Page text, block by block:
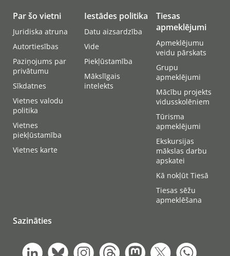
Par šo vietni
Juridiska atruna
Autortiesības
Paziņojums par
privātumu
Sīkdatnes
Vietnes valodu
politika
Vietnes
piekļūstamība
Vietnes karte
Iestādes politika
Datu aizsardzība
Vide
Piekļūstamība
Mākslīgais
intelekts
Tiesas
apmeklējumi
Apmeklējumu
veidu pārskats
Grupu
apmeklējumi
Mācību projekts
vidusskolēniem
Tūrisma
apmeklējumi
Ekskursijas
mākslas darbu
apskatei
Kā nokļūt Tiesā
Tiesas sēžu
apmeklēšana
Sazināties